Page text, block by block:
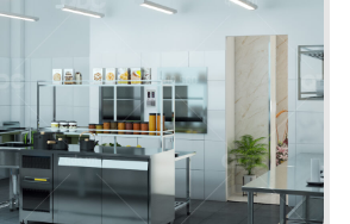
KAO THAI MỸ THO
đặt tinh tế cùng 3 sắc màu xanh,